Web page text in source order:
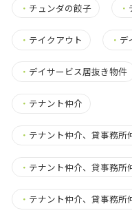
・ チュンダの餃子 ・
・ テイクアウト ・ デ
・ デイサービス居抜き物件
・ テナント仲介
・ テナント仲介、貸事務所
・ テナント仲介、貸事務所
・ テナント仲介、貸事務所